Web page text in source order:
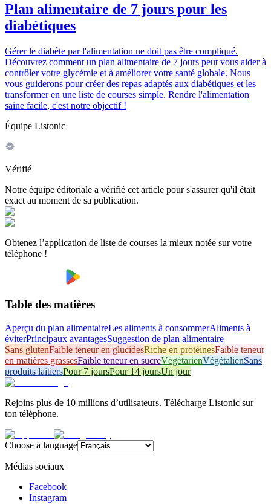
Plan alimentaire de 7 jours pour les
diabétiques
Gérer le diabète par l'alimentation ne doit pas être compliqué.
Découvrez comment un plan alimentaire de 7 jours peut vous aider à
contrôler votre glycémie et à améliorer votre santé globale. Nous
vous guiderons pour créer des repas adaptés aux diabétiques et les
transformer en une liste de courses simple. Rendre l'alimentation
saine facile, c'est notre objectif !
Équipe Listonic
Vérifié
Notre équipe éditoriale a vérifié cet article pour s'assurer qu'il était
exact au moment de sa publication.
Obtenez l’application de liste de courses la mieux notée sur votre
téléphone !
Table des matières
Aperçu du plan alimentaireLes aliments à consommerAliments à
éviterPrincipaux avantagesSuggestion de plan alimentaire
Sans glutenFaible teneur en glucidesRiche en protéinesFaible teneur
en matières grassesFaible teneur en sucreVégétarienVégétalienSans
produits laitiersPour 7 joursPour 14 joursUn jour
Rejoins plus de 10 millions d’utilisateurs. Télécharge Listonic sur
ton téléphone.
Choose a language
Médias sociaux
Facebook
Instagram